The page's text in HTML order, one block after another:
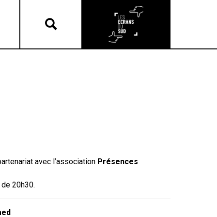
avec l’association Présences
20h30.